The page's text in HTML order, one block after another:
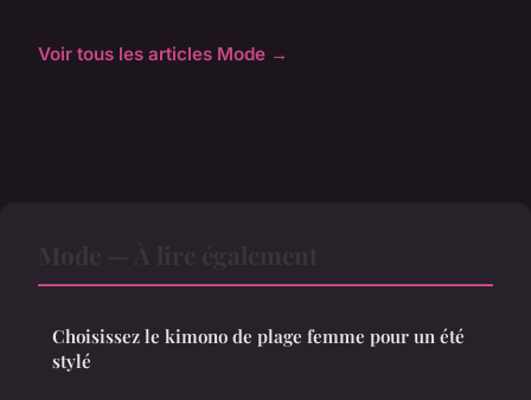
Voir tous les articles Mode →
Choisissez le kimono de plage femme pour un été
stylé